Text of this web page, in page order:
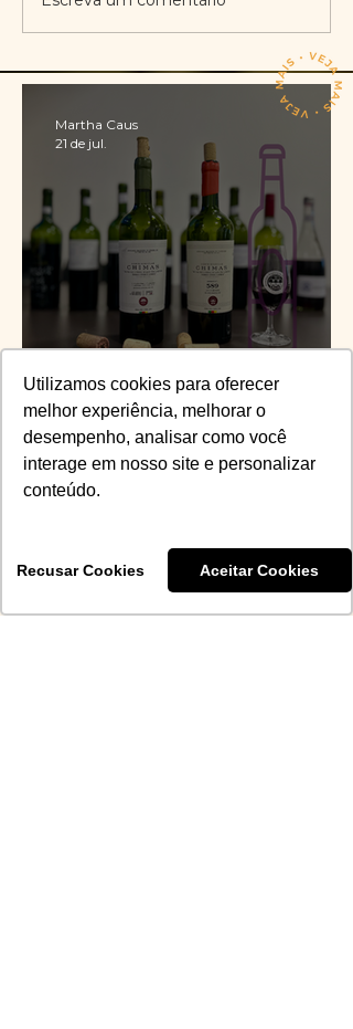
Utilizamos cookies para oferecer
melhor experiência, melhorar o
desempenho, analisar como você
interage em nosso site e personalizar
conteúdo.
Recusar Cookies Aceitar Cookies
Corte da edição 2026 do
Chimas é definido
Martha Caus
21 de jul.
Vinícius Santiago
13 de jul.